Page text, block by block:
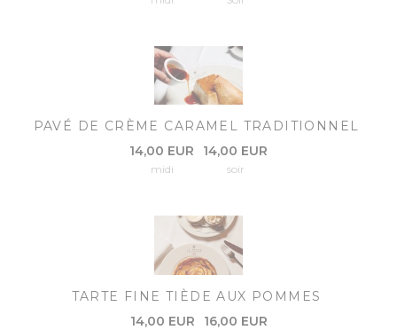
PAVÉ DE CRÈME CARAMEL TRADITIONNEL
14,00 EUR
midi
14,00 EUR
soir
TARTE FINE TIÈDE AUX POMMES
14,00 EUR
16,00 EUR